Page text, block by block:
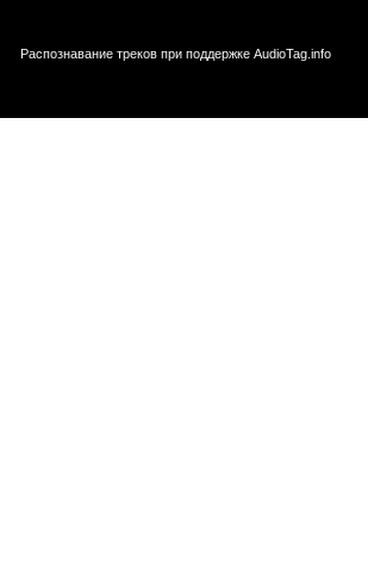
Распознавание треков при поддержке AudioTag.info